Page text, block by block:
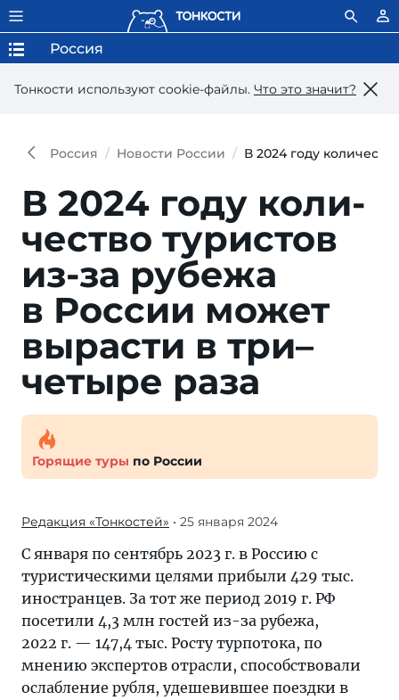
Тонкости используют сookie-файлы. Что это значит?
Россия
Россия Новости России В 2024 году
В 2024 году коли­
чество турис­тов
из-за рубежа
в России может
вырасти в три–
четыре раза
Горящие туры по России
Редакция «Тонкостей» • 25 января 2024
С января по сентябрь 2023 г. в Россию с
туристическими целями прибыли 429 тыс.
иностранцев. За тот же период 2019 г. РФ
посетили 4,3 млн гостей из-за рубежа,
2022 г. — 147,4 тыс. Росту турпотока, по
мнению экспертов отрасли, способствовали
ослабление рубля, удешевившее поездки в